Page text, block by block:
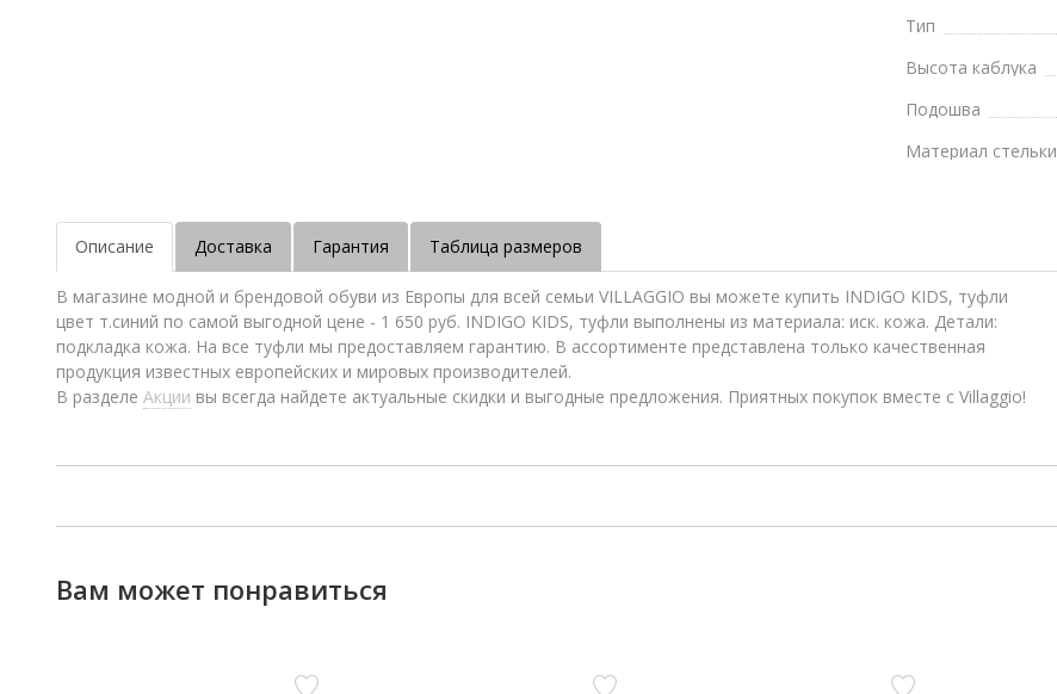
Тип
Высота каблука
Подошва
Материал стельки
Описание Доставка Гарантия Таблица размеров
В магазине модной и брендовой обуви из Европы для всей семьи VILLAGGIO вы можете купить INDIGO KIDS, туфли
цвет т.синий по самой выгодной цене - 1 650 руб. INDIGO KIDS, туфли выполнены из материала: иск. кожа. Детали:
подкладка кожа. На все туфли мы предоставляем гарантию. В ассортименте представлена только качественная
продукция известных европейских и мировых производителей.
В разделе Акции вы всегда найдете актуальные скидки и выгодные предложения. Приятных покупок вместе с Villaggio!
Вам может понравиться